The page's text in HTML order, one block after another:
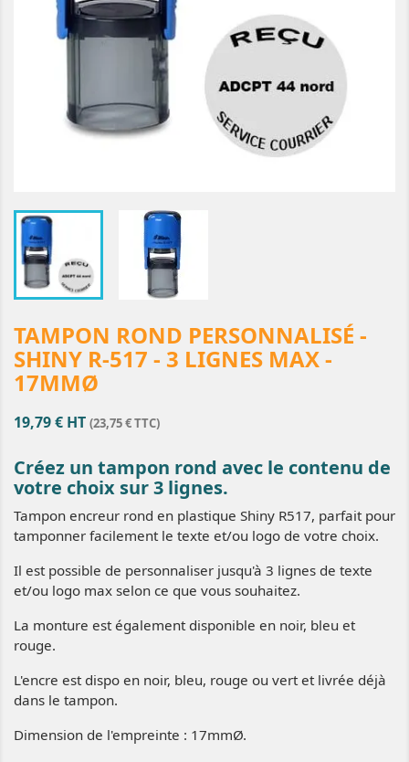
TAMPON ROND PERSONNALISÉ -
SHINY R-517 - 3 LIGNES MAX -
17MMØ
19,79 € HT (23,75 € TTC)
Créez un tampon rond avec le contenu de
votre choix sur 3 lignes.
Tampon encreur rond en plastique Shiny R517, parfait pour
tamponner facilement le texte et/ou logo de votre choix.
Il est possible de personnaliser jusqu'à 3 lignes de texte
et/ou logo max selon ce que vous souhaitez.
La monture est également disponible en noir, bleu et
rouge.
L'encre est dispo en noir, bleu, rouge ou vert et livrée déjà
dans le tampon.
Dimension de l'empreinte : 17mmØ.